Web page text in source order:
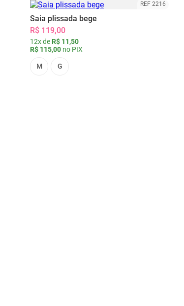
REF 2216
Saia plissada bege
R$ 119,00
12x de R$ 11,50
R$ 115,00 no PIX
M G